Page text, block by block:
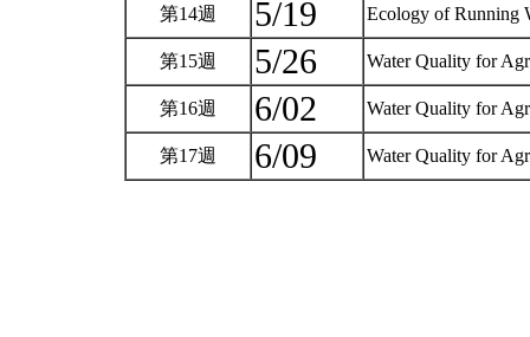
第14週 5/19 Ecology of Running
第15週 5/26 Water Quality for
第16週 6/02 Water Quality for
第17週 6/09 Water Quality for